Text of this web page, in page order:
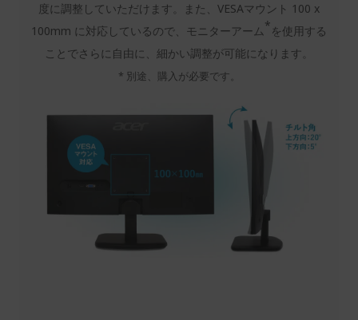
度に調整していただけます。また、VESAマウント 100 x
100mm に対応しているので、モニターアーム*を使用する
ことでさらに自由に、細かい調整が可能になります。
* 別途、購入が必要です。